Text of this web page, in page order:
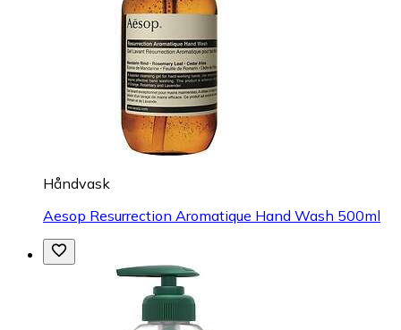
Håndvask
Aesop Resurrection Aromatique Hand Wash 500ml